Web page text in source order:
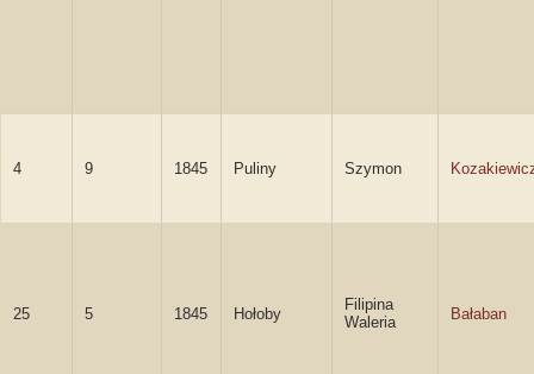
4 9 1845 Puliny Szymon
25 5 1845 Hołoby
Filipina
Waleria
Bałaban